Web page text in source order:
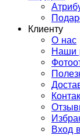
Клиенту
О нас
Наши
Вход